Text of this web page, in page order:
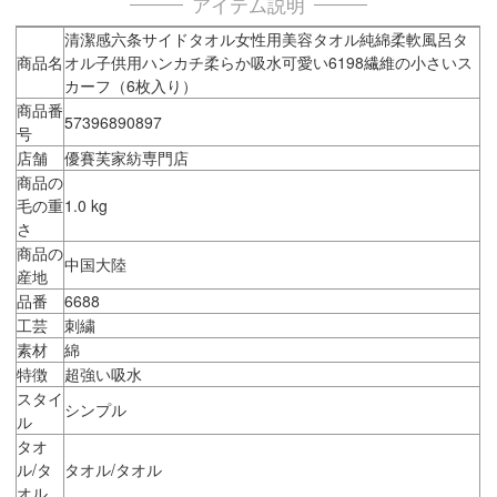
商品名
清潔感六条サイドタオル女性用美容タオル純綿柔軟風呂タ
オル子供用ハンカチ柔らか吸水可愛い6198繊維の小さいス
カーフ（6枚入り）
商品番
号
57396890897
店舗
優賽芙家紡専門店
商品の
毛の重
さ
1.0 kg
商品の
産地
中国大陸
品番
6688
工芸
刺繍
素材
綿
特徴
超強い吸水
スタイ
ル
シンプル
タオ
ル/タ
オル
タオル/タオル